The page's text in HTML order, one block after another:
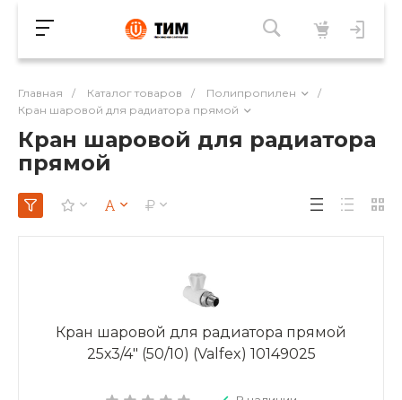
Главная / Каталог товаров / Полипропилен
/
Кран шаровой для радиатора прямой
Кран шаровой для радиатора
прямой
Кран шаровой для радиатора прямой
25х3/4" (50/10) (Valfex) 10149025